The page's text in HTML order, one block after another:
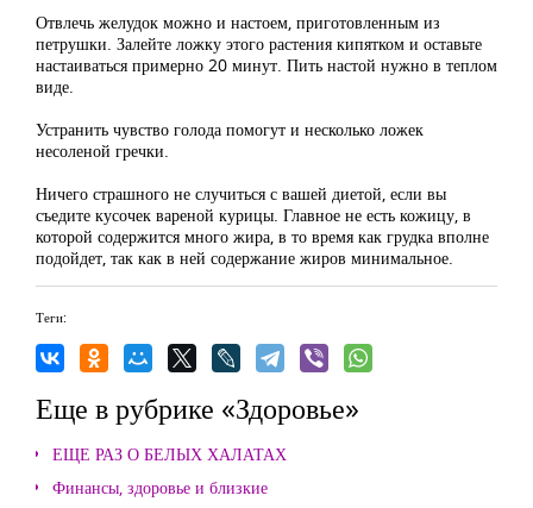
Отвлечь желудок можно и настоем, приготовленным из
петрушки. Залейте ложку этого растения кипятком и оставьте
настаиваться примерно 20 минут. Пить настой нужно в теплом
виде.
Устранить чувство голода помогут и несколько ложек
несоленой гречки.
Ничего страшного не случиться с вашей диетой, если вы
съедите кусочек вареной курицы. Главное не есть кожицу, в
которой содержится много жира, в то время как грудка вполне
подойдет, так как в ней содержание жиров минимальное.
Теги:
Еще в рубрике «Здоровье»
ЕЩЕ РАЗ О БЕЛЫХ ХАЛАТАХ
Финансы, здоровье и близкие